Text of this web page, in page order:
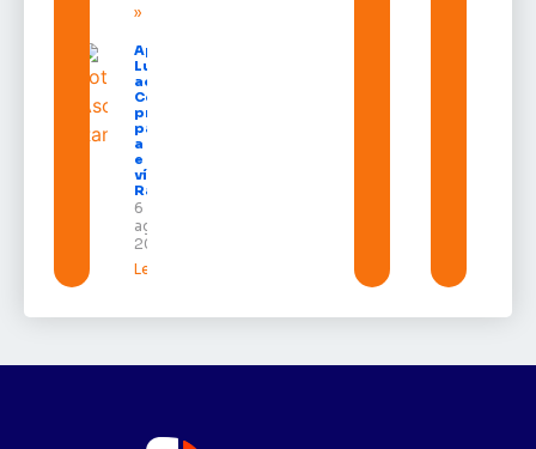
»
Após veto,
Lula envia
ao
Congresso
projeto
para criar
a UNIFRON
e grava
vídeo para
Randolfe
6 de
agosto de
2026
Leia mais »